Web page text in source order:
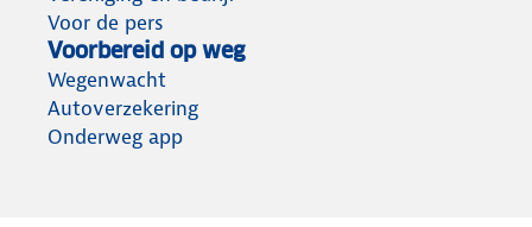
Voor de pers
Voorbereid op weg
Wegenwacht
Autoverzekering
Onderweg app